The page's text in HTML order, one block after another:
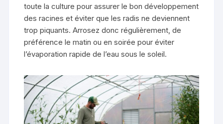
toute la culture pour assurer le bon développement
des racines et éviter que les radis ne deviennent
trop piquants. Arrosez donc régulièrement, de
préférence le matin ou en soirée pour éviter
l’évaporation rapide de l’eau sous le soleil.